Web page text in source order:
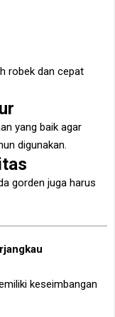
robek dan cepat
yang baik agar
digunakan.
gorden juga harus
keseimbangan